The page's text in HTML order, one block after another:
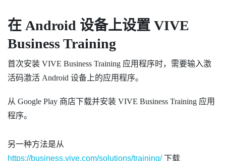
在 Android 设备上设置 VIVE
Business Training
首次安装 VIVE Business Training 应用程序时，需要输入激
活码激活 Android 设备上的应用程序。
从 Google Play 商店下载并安装 VIVE Business Training 应用
程序。
另一种方法是从
https://business.vive.com/solutions/training/下载